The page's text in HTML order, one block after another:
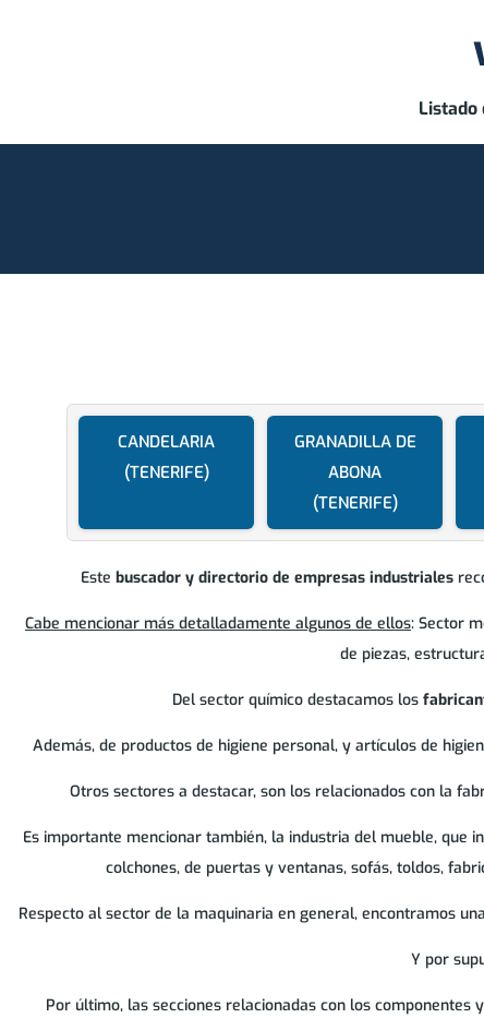
Listado
CANDELARIA
(TENERIFE)
GRANADILLA DE
ABONA
(TENERIFE)
Estebuscador y directorio de empresas industriales
Cabe mencionar más detalladamente algunos de ellos: Sector
de piezas,
Del sector químico destacamos los
Además, de productos de higiene personal, y artículos de
Otros sectores a destacar, son los relacionados con la
Es importante mencionar también, la industria del mueble, que
colchones, de puertas y ventanas, sofás, toldos,
Respecto al sector de la maquinaria en general, encontramos
Y por
Por último, las secciones relacionadas con los